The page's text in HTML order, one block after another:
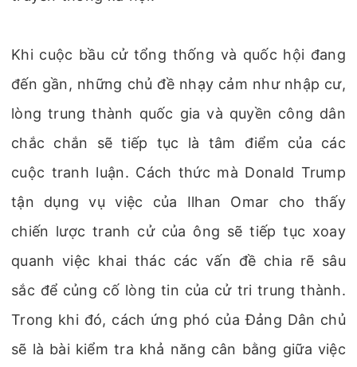
Khi cuộc bầu cử tổng thống và quốc hội đang
đến gần, những chủ đề nhạy cảm như nhập cư,
lòng trung thành quốc gia và quyền công dân
chắc chắn sẽ tiếp tục là tâm điểm của các
cuộc tranh luận. Cách thức mà Donald Trump
tận dụng vụ việc của Ilhan Omar cho thấy
chiến lược tranh cử của ông sẽ tiếp tục xoay
quanh việc khai thác các vấn đề chia rẽ sâu
sắc để củng cố lòng tin của cử tri trung thành.
Trong khi đó, cách ứng phó của Đảng Dân chủ
sẽ là bài kiểm tra khả năng cân bằng giữa việc